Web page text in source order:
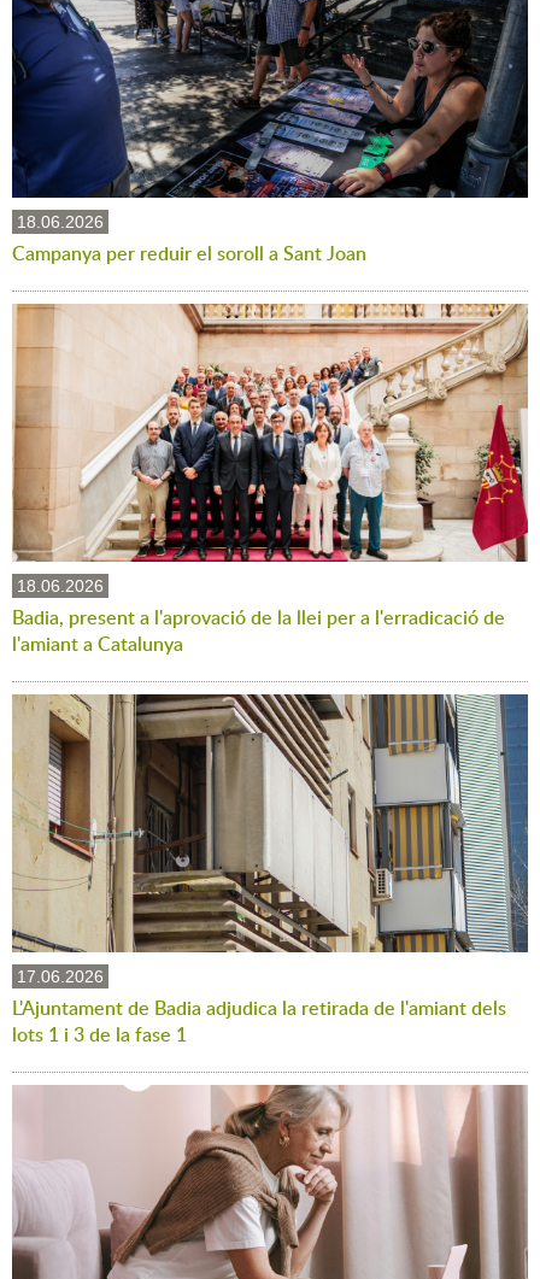
18.06.2026
Campanya per reduir el soroll a Sant Joan
18.06.2026
Badia, present a l'aprovació de la llei per a l'erradicació de
l'amiant a Catalunya
17.06.2026
L'Ajuntament de Badia adjudica la retirada de l'amiant dels
lots 1 i 3 de la fase 1